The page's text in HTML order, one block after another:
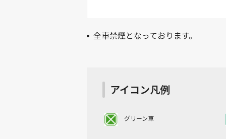
17
全車禁煙となっております。
アイコン凡例
グリーン車